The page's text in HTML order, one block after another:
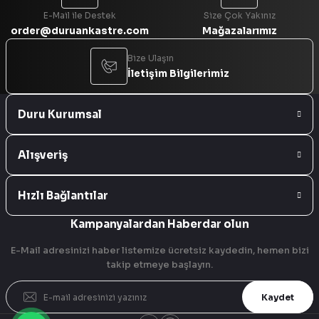
E-Mail ile Destek
order@duruankastre.com
Size Çok Yakınız
Mağazalarımız
Bize Ulaşın
İletişim Bilgilerimiz
Duru Kurumsal
Alışveriş
Hızlı Bağlantılar
Kampanyalardan Haberdar olun
E-Mail adresinizi haber listemize ücretsiz kaydedin, hemen bizi
takip etmeye başlayın.
Kaydet